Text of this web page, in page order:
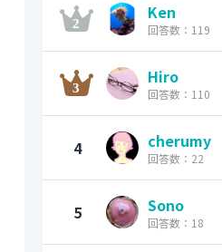
Ken
回答数：119
Hiro
回答数：110
4 cherumy
回答数：22
5 Sono
回答数：18